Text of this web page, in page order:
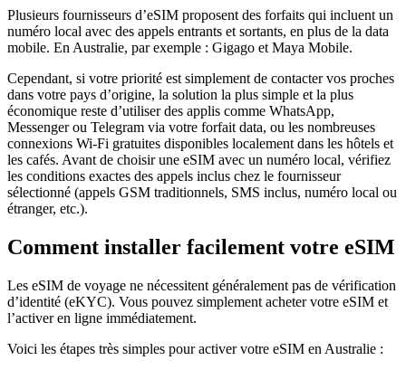
Plusieurs fournisseurs d’eSIM proposent des forfaits qui incluent un
numéro local avec des appels entrants et sortants, en plus de la data
mobile. En Australie, par exemple : Gigago et Maya Mobile.
Cependant, si votre priorité est simplement de contacter vos proches
dans votre pays d’origine, la solution la plus simple et la plus
économique reste d’utiliser des applis comme WhatsApp,
Messenger ou Telegram via votre forfait data, ou les nombreuses
connexions Wi‑Fi gratuites disponibles localement dans les hôtels et
les cafés. Avant de choisir une eSIM avec un numéro local, vérifiez
les conditions exactes des appels inclus chez le fournisseur
sélectionné (appels GSM traditionnels, SMS inclus, numéro local ou
étranger, etc.).
Comment installer facilement votre eSIM
Les eSIM de voyage ne nécessitent généralement pas de vérification
d’identité (eKYC). Vous pouvez simplement acheter votre eSIM et
l’activer en ligne immédiatement.
Voici les étapes très simples pour activer votre eSIM en Australie :